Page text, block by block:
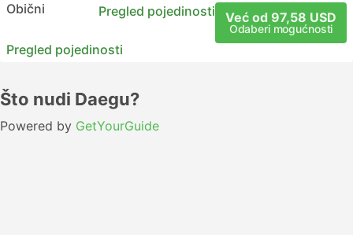
Obični
Pregled pojedinosti Već od 97,58 USD
Odaberi mogućnosti
Pregled pojedinosti
Što nudi Daegu?
Powered by GetYourGuide